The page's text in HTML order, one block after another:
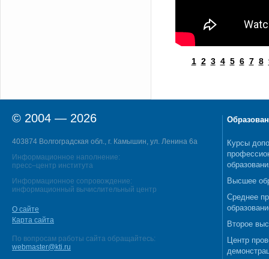
1 2 3 4 5 6 7 8
© 2004 — 2026
403874 Волгоградская обл., г. Камышин, ул. Ленина 6а
Информационное наполнение:
пресс–центр института
Информационное сопровождение:
информационный вычислительный центр
О сайте
Карта сайта
По вопросам работы сайта обращайтесь:
webmaster@kti.ru
Курсы
Высшее
Среднее
Второе
Центр